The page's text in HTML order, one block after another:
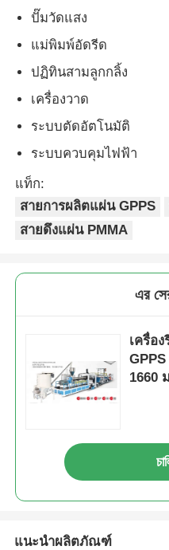
ปั๊มวัดแสง
แม่พิมพ์อัดรีด
ปฏิทินสามลูกกลิ้ง
เครื่องวาด
ระบบตัดอัตโนมัติ
ระบบควบคุมไฟฟ้า
แท็ก:
สายการผลิตแผ่น GPPS
สายดึงแผ่น PMMA
এর
เครื่อ
1660
แนะนำผลิตภัณฑ์